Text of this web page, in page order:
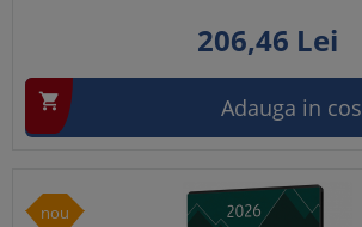
206,46 Lei
 Adauga in cos
nou